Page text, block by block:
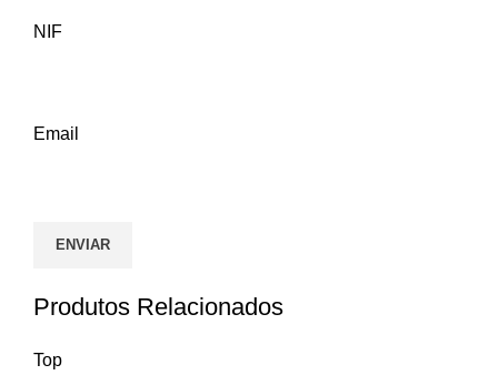
NIF
Email
Produtos Relacionados
Top